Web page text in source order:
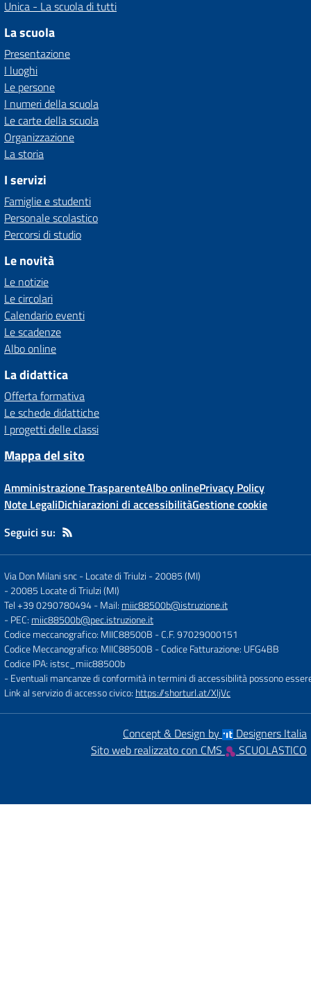
Unica - La scuola di tutti
La scuola
Presentazione
I luoghi
Le persone
I numeri della scuola
Le carte della scuola
Organizzazione
La storia
I servizi
Famiglie e studenti
Personale scolastico
Percorsi di studio
Le novità
Le notizie
Le circolari
Calendario eventi
Le scadenze
Albo online
La didattica
Offerta formativa
Le schede didattiche
I progetti delle classi
Mappa del sito
Amministrazione TrasparenteAlbo onlinePrivacy Policy
Note LegaliDichiarazioni di accessibilitàGestione cookie
Seguici su:
Via Don Milani snc - Locate di Triulzi - 20085 (MI)
-20085 Locate di Triulzi (MI)
Tel +39 0290780494- Mail: miic88500b@istruzione.it
- PEC: miic88500b@pec.istruzione.it
Codice meccanografico: MIIC88500B - C.F. 97029000151
Codice Meccanografico: MIIC88500B - Codice Fatturazione: UFG4BB
Codice IPA: istsc_miic88500b
- Eventuali mancanze di conformità in termini di accessibilità possono
Link al servizio di accesso civico: https://shorturl.at/XljVc
Concept & Design by
Designers Italia
Sito web realizzato con CMS
SCUOLASTICO